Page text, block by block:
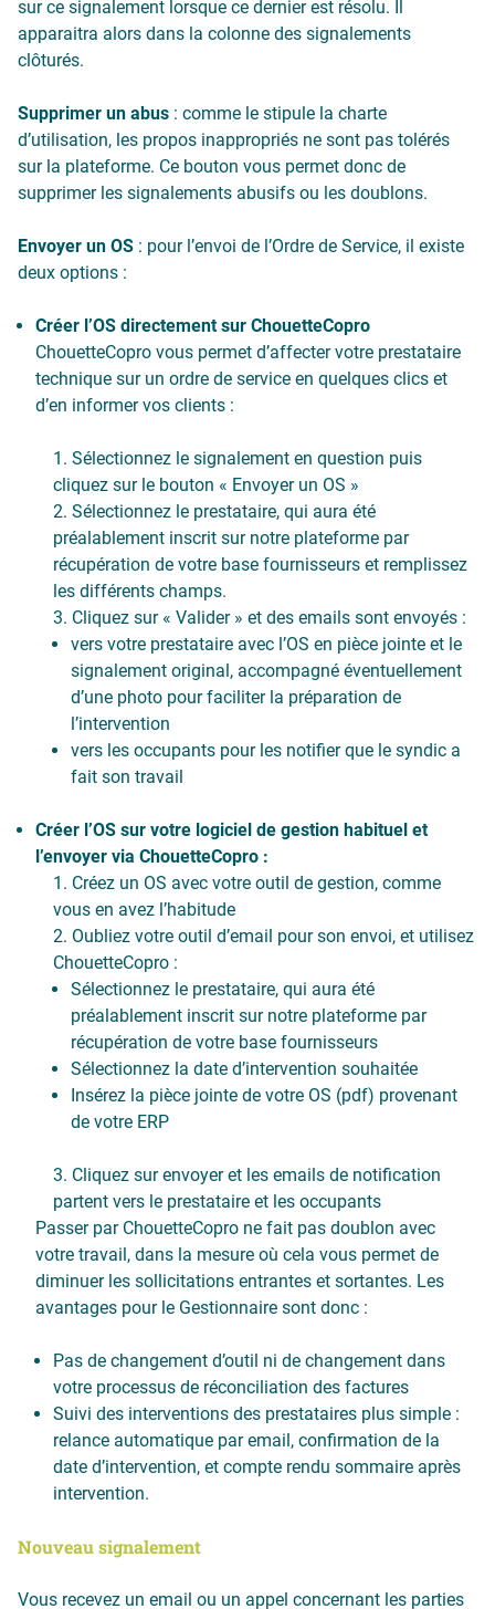
sur ce signalement lorsque ce dernier est résolu. Il
apparaitra alors dans la colonne des signalements
clôturés.
Supprimer un abus : comme le stipule la charte
d’utilisation, les propos inappropriés ne sont pas tolérés
sur la plateforme. Ce bouton vous permet donc de
supprimer les signalements abusifs ou les doublons.
Envoyer un OS : pour l’envoi de l’Ordre de Service, il existe
deux options :
Créer l’OS directement sur ChouetteCopro
ChouetteCopro vous permet d’affecter votre prestataire
technique sur un ordre de service en quelques clics et
d’en informer vos clients :
Sélectionnez le signalement en question puis
cliquez sur le bouton « Envoyer un OS »
Sélectionnez le prestataire, qui aura été
préalablement inscrit sur notre plateforme par
récupération de votre base fournisseurs et remplissez
les différents champs.
Cliquez sur « Valider » et des emails sont envoyés :
vers votre prestataire avec l’OS en pièce jointe et le
signalement original, accompagné éventuellement
d’une photo pour faciliter la préparation de
l’intervention
vers les occupants pour les notifier que le syndic a
fait son travail
Créer l’OS sur votre logiciel de gestion habituel et
l’envoyer via ChouetteCopro :
Créez un OS avec votre outil de gestion, comme
vous en avez l’habitude
Oubliez votre outil d’email pour son envoi, et utilisez
ChouetteCopro :
Sélectionnez le prestataire, qui aura été
préalablement inscrit sur notre plateforme par
récupération de votre base fournisseurs
Sélectionnez la date d’intervention souhaitée
Insérez la pièce jointe de votre OS (pdf) provenant
de votre ERP
Cliquez sur envoyer et les emails de notification
partent vers le prestataire et les occupants
Passer par ChouetteCopro ne fait pas doublon avec
votre travail, dans la mesure où cela vous permet de
diminuer les sollicitations entrantes et sortantes. Les
avantages pour le Gestionnaire sont donc :
Pas de changement d’outil ni de changement dans
votre processus de réconciliation des factures
Suivi des interventions des prestataires plus simple :
relance automatique par email, confirmation de la
date d’intervention, et compte rendu sommaire après
intervention.
Nouveau signalement
Vous recevez un email ou un appel concernant les parties